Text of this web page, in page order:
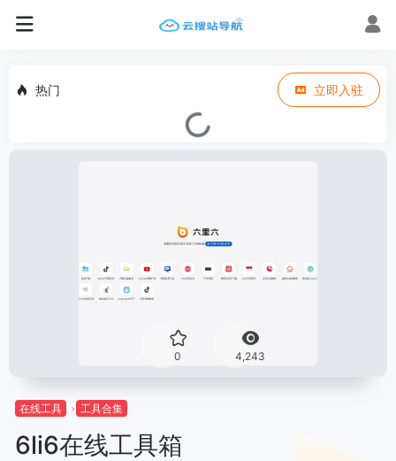
热门 立即入驻
0 4,243
在线工具 工具合集
6li6在线工具箱